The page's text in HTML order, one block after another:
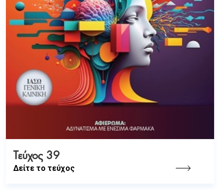
Τεύχος 39
Δείτε το τεύχος